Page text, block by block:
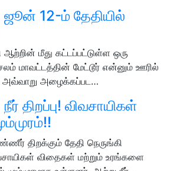
12-ம் தேதியில்
ஆற்றின் மீது கட்டப்பட்டுள்ள ஒரு
மாவட்டத்தின் மேட்டூர் என்னும் ஊரில்
அவ்வாறு அழைக்கப்பட…
திறப்பு! விவசாயிகள்
திறக்கும் தேதி நெருங்கி
விதைகள் மற்றும் உரங்களை